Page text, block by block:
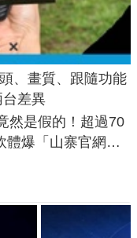
、畫質、跟隨功能
差異
然是假的！超過70
體爆「山寨官網」